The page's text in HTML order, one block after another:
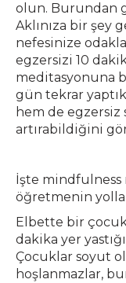
olun. Burundan
Aklınıza bir şey
nefesinize
egzersizi 10
meditasyonuna
gün tekrar
hem de egzersiz
artırabildiğini
İşte mindfulness
öğretmenin
Elbette bir
dakika yer
Çocuklar soyut
hoşlanmazlar,